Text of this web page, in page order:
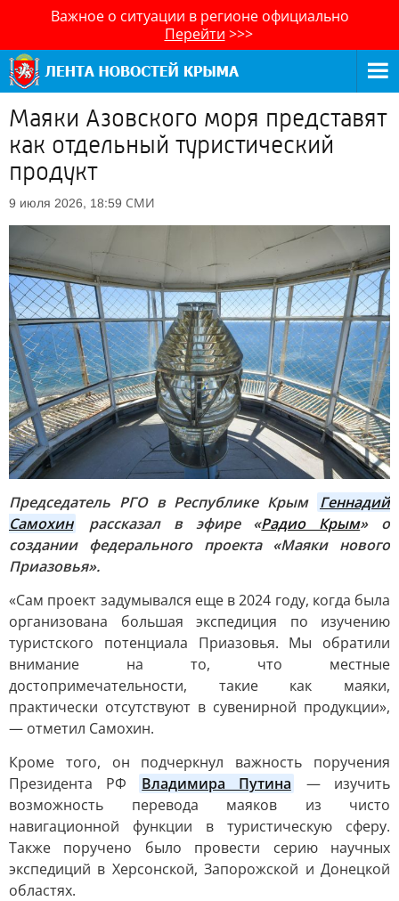
Важное о ситуации в регионе официально
Перейти >>>
Маяки Азовского моря представят
как отдельный туристический
продукт
9 июля 2026, 18:59 СМИ
Председатель РГО в Республике Крым Геннадий
Самохин
рассказал в эфире «Радио Крым» о
создании федерального проекта «Маяки нового
Приазовья».
«Сам проект задумывался еще в 2024 году, когда была
организована большая экспедиция по изучению
туристского потенциала Приазовья. Мы обратили
внимание на то, что местные
достопримечательности, такие как маяки,
практически отсутствуют в сувенирной продукции»,
— отметил Самохин.
Кроме того, он подчеркнул важность поручения
Президента РФ
Владимира Путина
— изучить
возможность перевода маяков из чисто
навигационной функции в туристическую сферу.
Также поручено было провести серию научных
экспедиций в Херсонской, Запорожской и Донецкой
областях.